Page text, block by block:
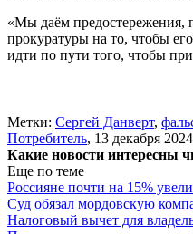
«Мы даём предостережения,
прокуратуры на то, чтобы
идти по пути того, чтобы
Метки: Сергей Данверт,
Потребитель, 13 декабря
Какие новости интересны
Еще по теме
Россияне почти на 15%
Суд обязал мордовскую
Налоговый вычет для